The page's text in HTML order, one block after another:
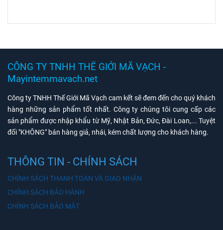
CÔNG TY TNHH THẾ GIỚI MÃ VẠCH -
Mayintemmavach.net
Công ty TNHH Thế Giới Mã Vạch cam kết sẽ đem đến cho quý khách
hàng những sản phẩm tốt nhất. Công ty chúng tôi cung cấp các
sản phẩm được nhập khẩu từ Mỹ, Nhật Bản, Đức, Đài Loan,... Tuyệt
đối "KHÔNG" bán hàng giả, nhái, kém chất lượng cho khách hàng.
THÔNG TIN - CHÍNH SÁCH
CHÍNH SÁCH THANH TOÁN VÀ GIAO NHẬN
CHÍNH SÁCH BẢO HÀNH
CHÍNH SÁCH BẢO MẬT